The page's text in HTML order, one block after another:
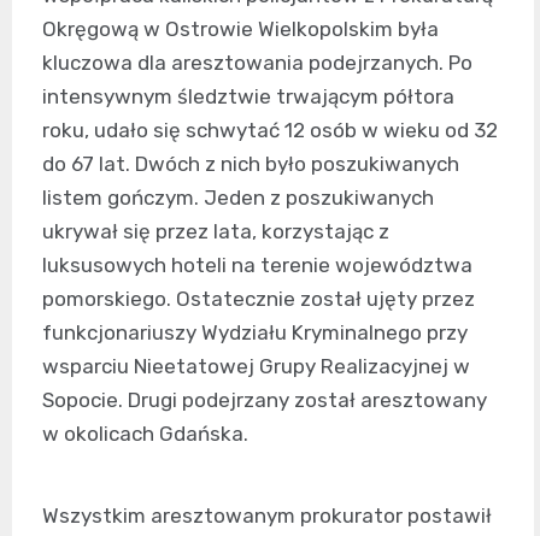
Okręgową w Ostrowie Wielkopolskim była
kluczowa dla aresztowania podejrzanych. Po
intensywnym śledztwie trwającym półtora
roku, udało się schwytać 12 osób w wieku od 32
do 67 lat. Dwóch z nich było poszukiwanych
listem gończym. Jeden z poszukiwanych
ukrywał się przez lata, korzystając z
luksusowych hoteli na terenie województwa
pomorskiego. Ostatecznie został ujęty przez
funkcjonariuszy Wydziału Kryminalnego przy
wsparciu Nieetatowej Grupy Realizacyjnej w
Sopocie. Drugi podejrzany został aresztowany
w okolicach Gdańska.
Wszystkim aresztowanym prokurator postawił